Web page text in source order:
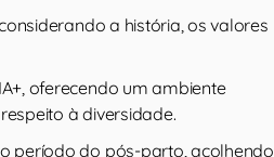
a história, os valores
oferecendo um ambiente
à diversidade.
período do pós-parto, acolhendo